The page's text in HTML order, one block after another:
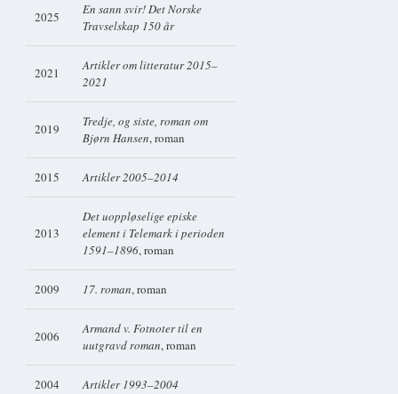
2025
En sann svir! Det Norske
Travselskap 150 år
2021
Artikler om litteratur 2015–
2021
2019
Tredje, og siste, roman om
Bjørn Hansen, roman
2015 Artikler 2005–2014
2013
Det uoppløselige episke
element i Telemark i perioden
1591–1896, roman
2009 17. roman, roman
2006
Armand v. Fotnoter til en
uutgravd roman, roman
2004 Artikler 1993–2004